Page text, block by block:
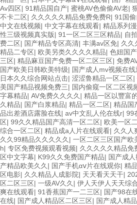
Av四区| 91精品国自产| 蜜桃AV色偷偷AV老|
不卡二区| 久久久久久精品免费免费R| 91国
中文在线视频| 中文字幕在线观看| 精品系列
性三级视频真实版| 91一区二区三区精品| 自
费二区| 国产精品专区高清| 丰满av区免| 久久
精品二专区| 欧美另类久久久久精品| 色妞国
三区| 精品麻豆国产免费一区二区三区| 免费
国产欧美日韩欧美特级| 国产成人mv视频在
日本久久综合网站点击| 涩涩鲁精品一区二区|
美国产精品视频免费三| 国内偷窥一区二区视
字幕精品| AV免费久久久久 | 精品一区以豐富
久精品| 国产白浆精品| 精品一区二区| 精品国
品出差酒店露脸在线| av中文乱人伦在线r| 99
区| 99久久精品国产高清一区二区| 欧美一区
综合一区二区| 精品成a人片在线观看| 久久人
久久99精品久久久久久 | 一区二区三区国产欧
h| 专区免费视频观看视频| 久久久久久精品免
区中文字幕| K99久久免费国产精品| 国产成
产精品欧美久久 | 国产手机αⅴ片在线观你| 精
区电影| 久久精品人成影院| 天天看天天干|
区二区三区| 一级AV久久 | 伊人天伊人天天综
爽在线观看| 91香蕉国产一二三区| 国产98在
在线| 国产成人精品区二区三区| 国产成人精